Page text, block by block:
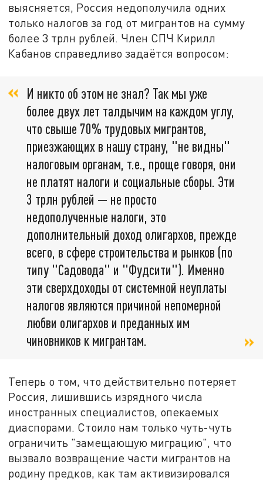
выясняется, Россия недополучила одних
только налогов за год от мигрантов на сумму
более 3 трлн рублей. Член СПЧ Кирилл
Кабанов справедливо задаётся вопросом:
И никто об этом не знал? Так мы уже
более двух лет талдычим на каждом углу,
что свыше 70% трудовых мигрантов,
приезжающих в нашу страну, "не видны"
налоговым органам, т.е., проще говоря, они
не платят налоги и социальные сборы. Эти
3 трлн рублей — не просто
недополученные налоги, это
дополнительный доход олигархов, прежде
всего, в сфере строительства и рынков (по
типу "Садовода" и "Фудсити"). Именно
эти сверхдоходы от системной неуплаты
налогов являются причиной непомерной
любви олигархов и преданных им
чиновников к мигрантам.
Теперь о том, что действительно потеряет
Россия, лишившись изрядного числа
иностранных специалистов, опекаемых
диаспорами. Стоило нам только чуть-чуть
ограничить "замещающую миграцию", что
вызвало возвращение части мигрантов на
родину предков, как там активизировался